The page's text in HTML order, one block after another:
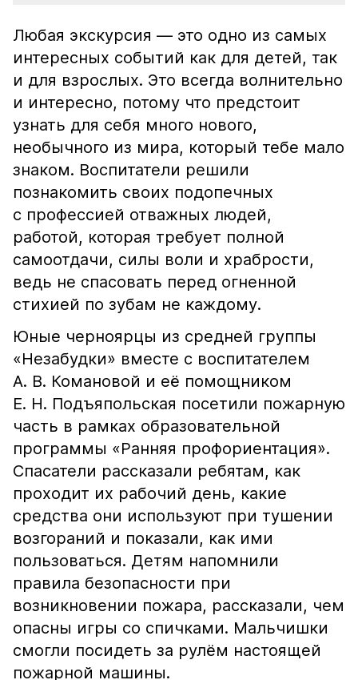
Любая экскурсия — это одно из самых
интересных событий как для детей, так
и для взрослых. Это всегда волнительно
и интересно, потому что предстоит
узнать для себя много нового,
необычного из мира, который тебе мало
знаком. Воспитатели решили
познакомить своих подопечных
с профессией отважных людей,
работой, которая требует полной
самоотдачи, силы воли и храбрости,
ведь не спасовать перед огненной
стихией по зубам не каждому.
Юные черноярцы из средней группы
«Незабудки» вместе с воспитателем
А. В. Комановой и её помощником
Е. Н. Подъяпольская посетили пожарную
часть в рамках образовательной
программы «Ранняя профориентация».
Спасатели рассказали ребятам, как
проходит их рабочий день, какие
средства они используют при тушении
возгораний и показали, как ими
пользоваться. Детям напомнили
правила безопасности при
возникновении пожара, рассказали, чем
опасны игры со спичками. Мальчишки
смогли посидеть за рулём настоящей
пожарной машины.